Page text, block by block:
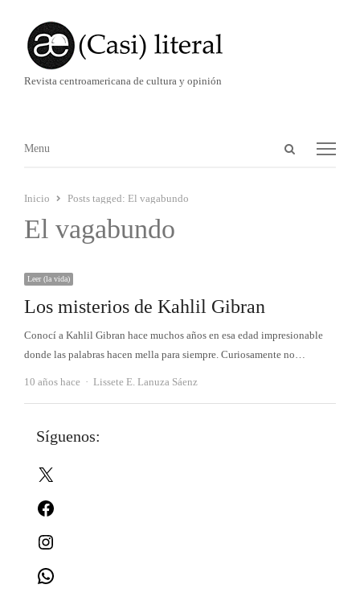
Revista centroamericana de cultura y opinión
Abrir
Menú
Menu
Inicio Posts tagged: El vagabundo
El vagabundo
Leer (la vida)
Los misterios de Kahlil Gibran
Conocí a Kahlil Gibran hace muchos años en esa edad impresionable
donde las palabras hacen mella para siempre. Curiosamente no…
10 años hace Autor
Lissete E. Lanuza Sáenz
Síguenos: